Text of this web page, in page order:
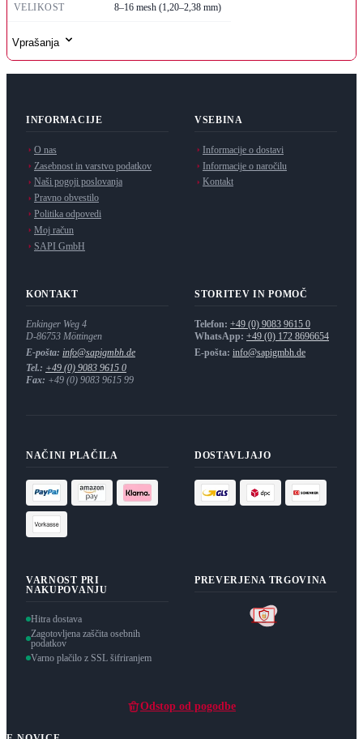
VELIKOST 8–16 mesh (1,20–2,38 mm)
Vprašanja
INFORMACIJE
O nas
Zasebnost in varstvo podatkov
Naši pogoji poslovanja
Pravno obvestilo
Politika odpovedi
Moj račun
SAPI GmbH
VSEBINA
Informacije o dostavi
Informacije o naročilu
Kontakt
KONTAKT
Enkinger Weg 4
D-86753 Möttingen
E-pošta: info@sapigmbh.de
Tel.: +49 (0) 9083 9615 0
Fax: +49 (0) 9083 9615 99
STORITEV IN POMOČ
Telefon: +49 (0) 9083 9615 0
WhatsApp: +49 (0) 172 8696654
E-pošta: info@sapigmbh.de
NAČINI PLAČILA DOSTAVLJAJO
VARNOST PRI
NAKUPOVANJU
Hitra dostava
Zagotovljena zaščita osebnih
podatkov
Varno plačilo z SSL šifriranjem
PREVERJENA TRGOVINA
Odstop od pogodbe